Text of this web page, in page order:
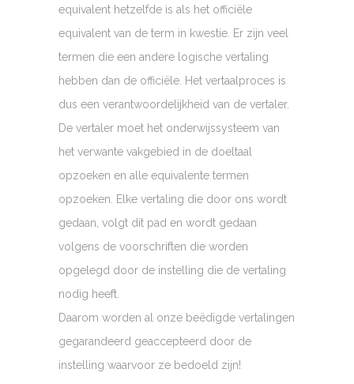
equivalent hetzelfde is als het officiële
equivalent van de term in kwestie. Er zijn veel
termen die een andere logische vertaling
hebben dan de officiële. Het vertaalproces is
dus een verantwoordelijkheid van de vertaler.
De vertaler moet het onderwijssysteem van
het verwante vakgebied in de doeltaal
opzoeken en alle equivalente termen
opzoeken. Elke vertaling die door ons wordt
gedaan, volgt dit pad en wordt gedaan
volgens de voorschriften die worden
opgelegd door de instelling die de vertaling
nodig heeft.
Daarom worden al onze beëdigde vertalingen
gegarandeerd geaccepteerd door de
instelling waarvoor ze bedoeld zijn!